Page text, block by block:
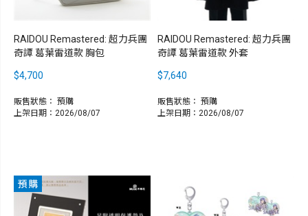
RAIDOU Remastered: 超力兵團
奇譚 葛葉雷道款 胸包
$4,700
販售狀態： 預購
上架日期：2026/08/07
RAIDOU Remastered: 超力兵團
奇譚 葛葉雷道款 外套
$7,640
販售狀態： 預購
上架日期：2026/08/07